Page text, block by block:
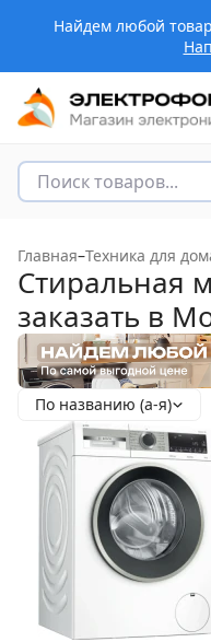
Найдем любой
Главная–Техника для
Стиральная
заказать в
По названию (а-я)